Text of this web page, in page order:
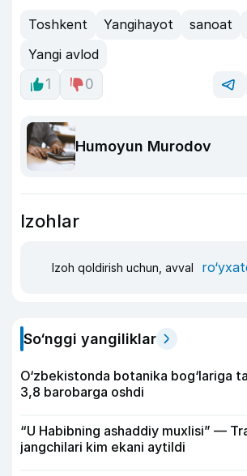
Toshkent Yangihayot sanoat
Yangi avlod
1
0
Humoyun Murodov
Izohlar
Izoh qoldirish uchun, avval
So‘nggi yangiliklar
O‘zbekistonda botanika bog‘lariga
3,8 barobarga oshdi
“U Habibning ashaddiy muxlisi” —
jangchilari kim ekani aytildi